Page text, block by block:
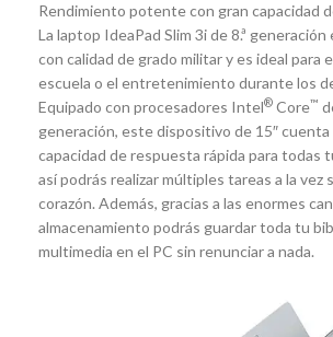
Rendimiento potente con gran capacidad
La laptop IdeaPad Slim 3i de 8.ª
con calidad de grado militar y es ideal para
escuela o el entretenimiento durante los
Equipado con procesadores Intel® Core™
generación, este dispositivo de 15″ cuenta
capacidad de respuesta rápida para todas
así podrás realizar múltiples tareas a la vez
corazón. Además, gracias a las enormes
almacenamiento podrás guardar toda tu
multimedia en el PC sin renunciar a nada.